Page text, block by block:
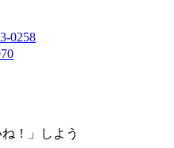
0258
！」しよう